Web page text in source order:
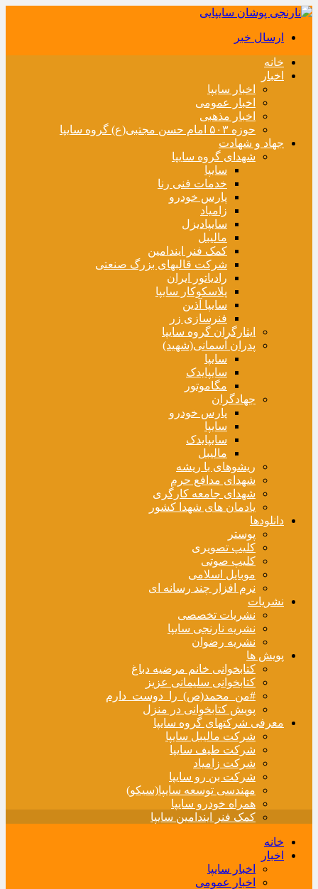
ارسال خبر
خانه
اخبار
اخبار سایپا
اخبار عمومی
اخبار مذهبی
حوزه ۵۰۳ امام حسن مجتبی(ع) گروه سایپا
جهاد و شهادت
شهدای گروه سایپا
سایپا
خدمات فنی رنا
پارس خودرو
زامیاد
سایپادیزل
مالیبل
کمک فنر ایندامین
شرکت قالبهای بزرگ صنعتی
رادیاتور ایران
پلاسکوکار سایپا
سایپا آذین
فنرسازی زر
ایثارگران گروه سایپا
پدران آسمانی(شهید)
سایپا
سایپایدک
مگاموتور
جهادگران
پارس خودرو
سایپا
سایپایدک
مالیبل
ریشوهای با ریشه
شهدای مدافع حرم
شهدای جامعه کارگری
یادمان های شهدا کشور
دانلودها
پوستر
کلیپ تصویری
کلیپ صوتی
موبایل اسلامی
نرم افزار چند رسانه ای
نشریات
نشریات تخصصی
نشریه نارنجی سایپا
نشریه رضوان
پویش ها
کتابخوانی خانم مرضیه دباغ
کتابخوانی سلیمانی عزیز
#من_محمد(ص)_را_دوست_دارم
پویش کتابخوانی در منزل
معرفی شرکتهای گروه سایپا
شرکت مالیبل سایپا
شرکت طیف سایپا
شرکت زامیاد
شرکت بن رو سایپا
مهندسی توسعه سایپا(سیکو)
همراه خودرو سایپا
کمک فنر ایندامین سایپا
خانه
اخبار
اخبار سایپا
اخبار عمومی